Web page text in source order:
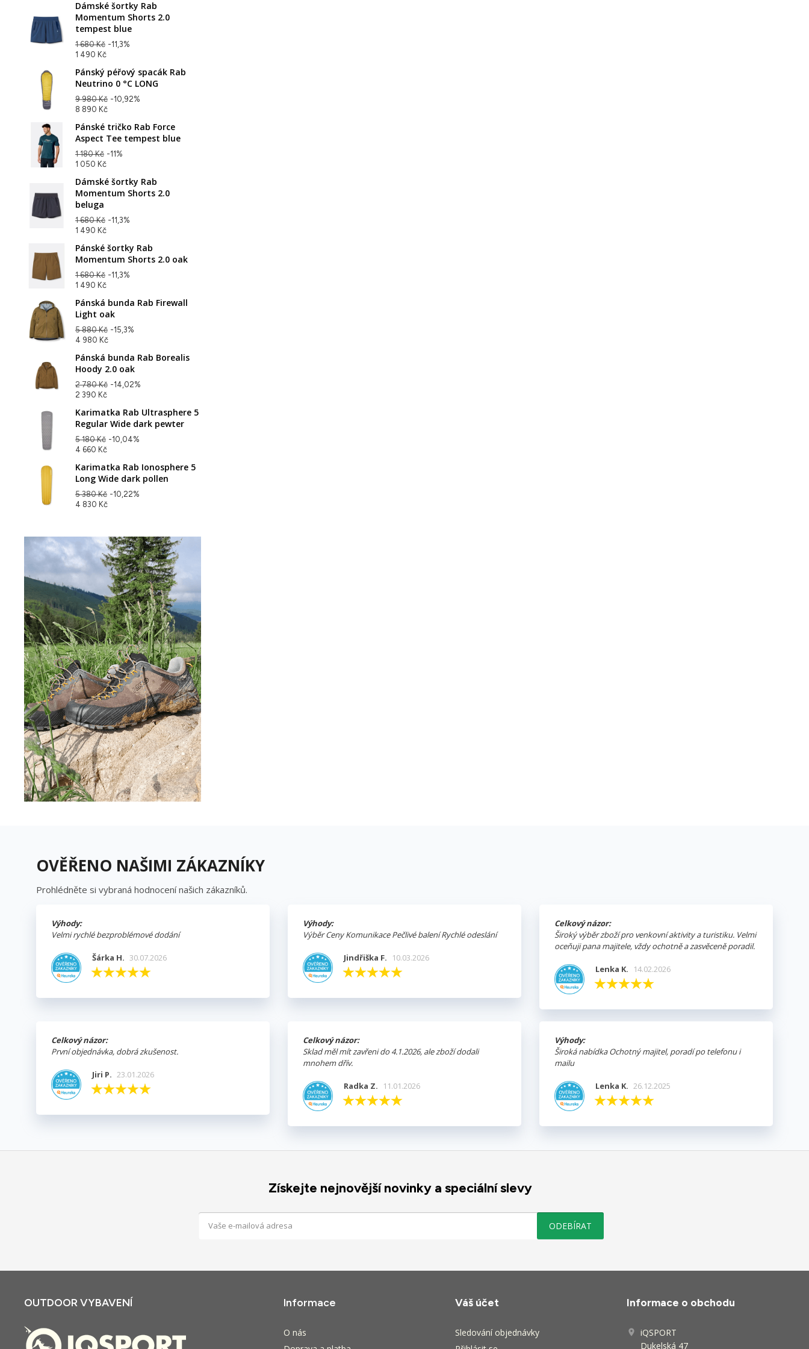
Dámské šortky Rab
Momentum Shorts 2.0
tempest blue
1 680 Kč -11,3%
1 490 Kč
Pánský péřový spacák Rab
Neutrino 0 °C LONG
9 980 Kč -10,92%
8 890 Kč
Pánské tričko Rab Force
Aspect Tee tempest blue
1 180 Kč -11%
1 050 Kč
Dámské šortky Rab
Momentum Shorts 2.0
beluga
1 680 Kč -11,3%
1 490 Kč
Pánské šortky Rab
Momentum Shorts 2.0 oak
1 680 Kč -11,3%
1 490 Kč
Pánská bunda Rab Firewall
Light oak
5 880 Kč -15,3%
4 980 Kč
Pánská bunda Rab Borealis
Hoody 2.0 oak
2 780 Kč -14,02%
2 390 Kč
Karimatka Rab Ultrasphere 5
Regular Wide dark pewter
5 180 Kč -10,04%
4 660 Kč
Karimatka Rab Ionosphere 5
Long Wide dark pollen
5 380 Kč -10,22%
4 830 Kč
OVĚŘENO NAŠIMI ZÁKAZNÍKY
Prohlédněte si vybraná hodnocení našich zákazníků.
Výhody:
Velmi rychlé bezproblémové dodání
Šárka H. 30.07.2026
Výhody:
Výběr Ceny Komunikace Pečlivé balení Rychlé odeslání
Jindřiška F. 10.03.2026
Celkový názor:
Široký výběr zboží pro venkovní aktivity a turistiku. Velmi
oceňuji pana majitele, vždy ochotně a zasvěceně poradil.
Lenka K. 14.02.2026
Celkový názor:
První objednávka, dobrá zkušenost.
Jiri P. 23.01.2026
Celkový názor:
Sklad měl mít zavřeni do 4.1.2026, ale zboží dodali
mnohem dřív.
Radka Z. 11.01.2026
Výhody:
Široká nabídka Ochotný majitel, poradí po telefonu i
mailu
Lenka K. 26.12.2025
Získejte nejnovější novinky a speciální slevy
OUTDOOR VYBAVENÍ Informace
O nás
Váš účet
Sledování objednávky
Informace o obchodu

iQSPORT
Dukelská 47